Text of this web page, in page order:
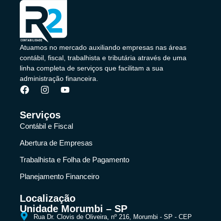
Atuamos no mercado auxiliando empresas nas áreas
contábil, fiscal, trabalhista e tributária através de uma
linha completa de serviços que facilitam a sua
administração financeira.
Serviços
Contábil e Fiscal
Abertura de Empresas
Trabalhista e Folha de Pagamento
Planejamento Financeiro
Localização
Unidade Morumbi – SP
Rua Dr. Clovis de Oliveira, nº 216, Morumbi - SP - CEP